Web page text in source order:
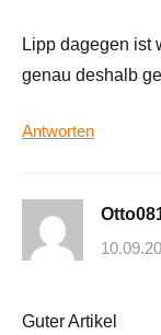
Lipp dagegen ist
genau deshalb
Antworten
Guter Artikel